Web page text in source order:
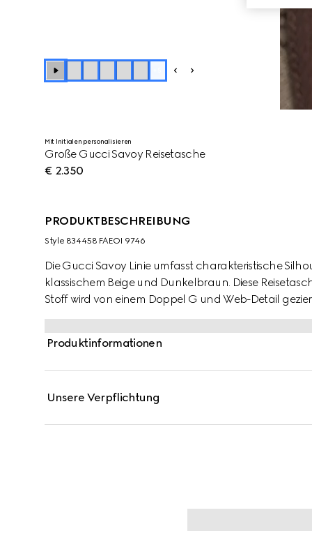
Mit Initialen personalisieren
Große Gucci Savoy Reisetasche
€ 2.350
PRODUKTBESCHREIBUNG
Style ‎834458 FAEOI 9746
Die Gucci Savoy Linie umfasst charakteristische
klassischem Beige und Dunkelbraun. Diese
Stoff wird von einem Doppel G und Web-Detail
Produktinformationen
Unsere Verpflichtung